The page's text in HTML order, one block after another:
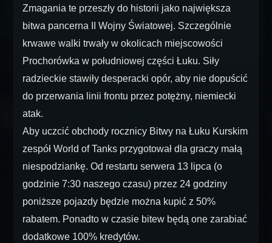
Zmagania te przeszły do historii jako największa
bitwa pancerna II Wojny Światowej. Szczególnie
krwawe walki trwały w okolicach miejscowości
Prochorówka w południowej części Łuku. Siły
radzieckie stawiły desperacki opór, aby nie dopuścić
do przerwania linii frontu przez potężny, niemiecki
atak.
Aby uczcić obchody rocznicy Bitwy na Łuku Kurskim
zespół World of Tanks przygotował dla graczy małą
niespodziankę. Od restartu serwera 13 lipca (o
godzinie 7:30 naszego czasu) przez 24 godziny
poniższe pojazdy będzie można kupić z 50%
rabatem. Ponadto w czasie bitew będą one zarabiać
dodatkowe 100% kredytów.